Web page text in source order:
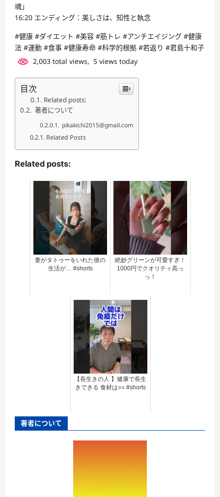
魂」
16:20 エンディング：美しさは、知性と執念
#健康 #ダイエット #美容 #筋トレ #アンチエイジング #健康
法 #運動 #食事 #健康寿命 #科学的根拠 #若返り #君島十和子
2,003 total views, 5 views today
目次
Related posts:
著者について
pikakichi2015@gmail.com
Related Posts
Related posts:
妻がタトゥーをいれた後の
生活が… #shorts
絶妙グリーンが可愛すぎ！
1000円でクオリティ高っ
っ！
【長生きの人 】健康で長生
きできる 食材は○○ #shorts
著者について